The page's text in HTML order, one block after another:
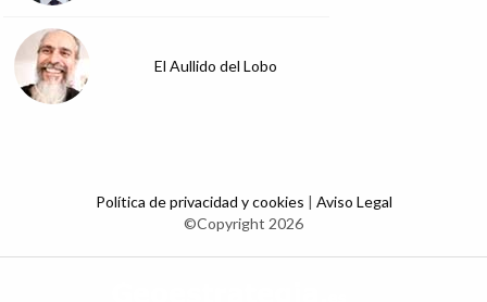
El Aullido del Lobo
Política de privacidad y cookies | Aviso Legal
©Copyright 2026